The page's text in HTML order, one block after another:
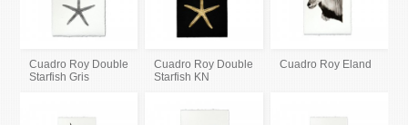
Cuadro Roy Double
Starfish Gris
Cuadro Roy Double
Starfish KN
Cuadro Roy Eland